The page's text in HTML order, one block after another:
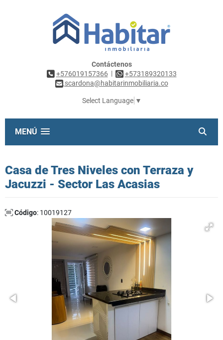
Contáctenos
+576019157366 |
+573189320133
scardona@habitarinmobiliaria.co
Select Language ▼
MENÚ
Casa de Tres Niveles con Terraza y
Jacuzzi - Sector Las Acasias
Código: 10019127